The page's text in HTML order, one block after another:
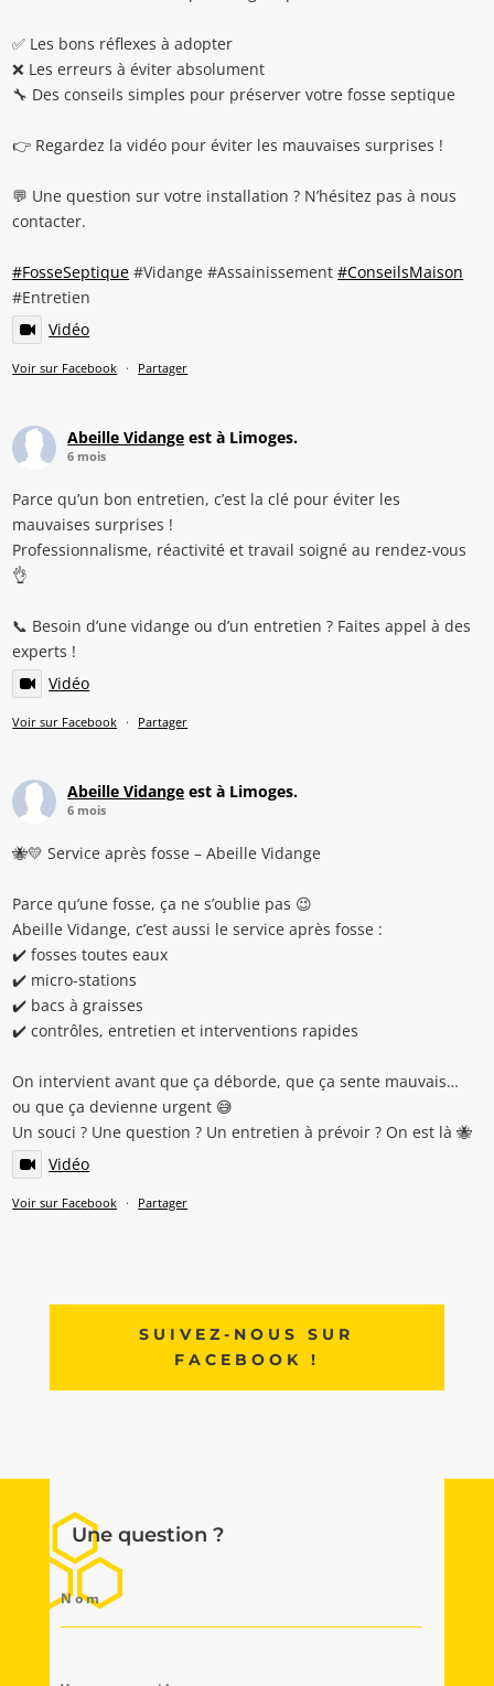
✅ Les bons réflexes à adopter
❌ Les erreurs à éviter absolument
🔧 Des conseils simples pour préserver votre fosse septique
👉 Regardez la vidéo pour éviter les mauvaises surprises !
💬 Une question sur votre installation ? N’hésitez pas à nous
contacter.
#FosseSeptique #Vidange #Assainissement#ConseilsMaison
#Entretien
Vidéo
Voir sur Facebook · Partager
Abeille Vidange est à Limoges.
6 mois
Parce qu’un bon entretien, c’est la clé pour éviter les
mauvaises surprises !
Professionnalisme, réactivité et travail soigné au rendez-vous
👌
📞 Besoin d’une vidange ou d’un entretien ? Faites appel à des
experts !
Vidéo
Voir sur Facebook · Partager
Abeille Vidange est à Limoges.
6 mois
🐝💛 Service après fosse – Abeille Vidange
Parce qu’une fosse, ça ne s’oublie pas 😉
Abeille Vidange, c’est aussi le service après fosse :
✔️ fosses toutes eaux
✔️ micro-stations
✔️ bacs à graisses
✔️ contrôles, entretien et interventions rapides
On intervient avant que ça déborde, que ça sente mauvais…
ou que ça devienne urgent 😅
Un souci ? Une question ? Un entretien à prévoir ? On est là 🐝
Vidéo
Voir sur Facebook · Partager
SUIVEZ-NOUS SUR
FACEBOOK !
Une question ?